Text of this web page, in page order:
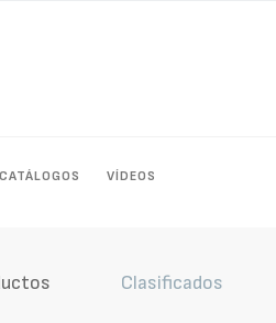
CATÁLOGOS VÍDEOS
Clasificados